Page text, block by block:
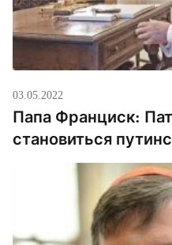
03.05.2022
Папа Франциск:
становиться